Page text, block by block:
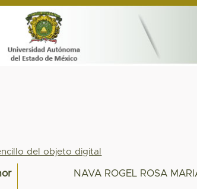
del objeto digital
NAVA ROGEL ROSA